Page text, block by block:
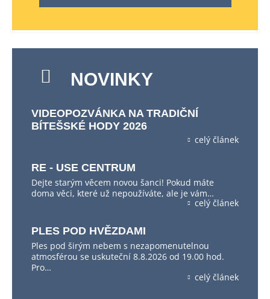
NOVINKY
VIDEOPOZVÁNKA NA TRADIČNÍ
BÍTEŠSKÉ HODY 2026
celý článek
RE - USE CENTRUM
Dejte starým věcem novou šanci! Pokud máte
doma věci, které už nepoužíváte, ale je vám…
celý článek
PLES POD HVĚZDAMI
Ples pod širým nebem s nezapomenutelnou
atmosférou se uskuteční 8.8.2026 od 19.00 hod.
Pro…
celý článek